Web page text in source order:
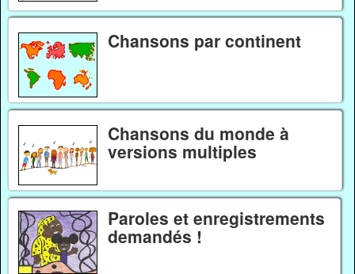
Chansons par continent
Chansons du monde à
versions multiples
Paroles et enregistrements
demandés !